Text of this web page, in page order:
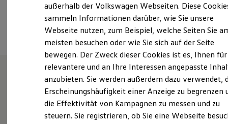
Economy Service
Räder & Reifen Service
Ersatzfahrzeuge
Notdienst und Pannenhilfe
Software, Konnektivität & Apps
California App
VW Connect für Ihren ID. Buzz
VW Connect für Ihren Transporter/Caravelle
VW Connect für Ihren Amarok
VW Connect für andere Modelle
Connect Pro
Fleet Interface Data
Multistop Pathfinder
Termin vereinbaren
Unsere Leistungenim
Überblick
außerhalb der Volkswagen Webseiten. Diese
sammeln Informationen darüber, wie Sie unsere
Webseite nutzen, zum Beispiel, welche Seiten Sie
meisten besuchen oder wie Sie sich auf der Seite
bewegen. Der Zweck dieser Cookies ist es, Ihnen für
relevantere und an Ihre Interessen angepasste
anzubieten. Sie werden außerdem dazu verwendet,
Erscheinungshäufigkeit einer Anzeige zu begrenzen
die Effektivität von Kampagnen zu messen und zu
steuern. Sie registrieren, ob Sie eine Webseite